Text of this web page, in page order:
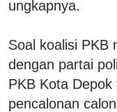
ungkapnya.
Soal koalisi PKB
dengan partai
PKB Kota
pencalonan